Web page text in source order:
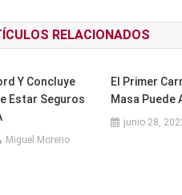
RELACIONADOS
Y Concluye
Estar Seguros
Miguel Moreno
El Primer
Masa Puede
junio 28,